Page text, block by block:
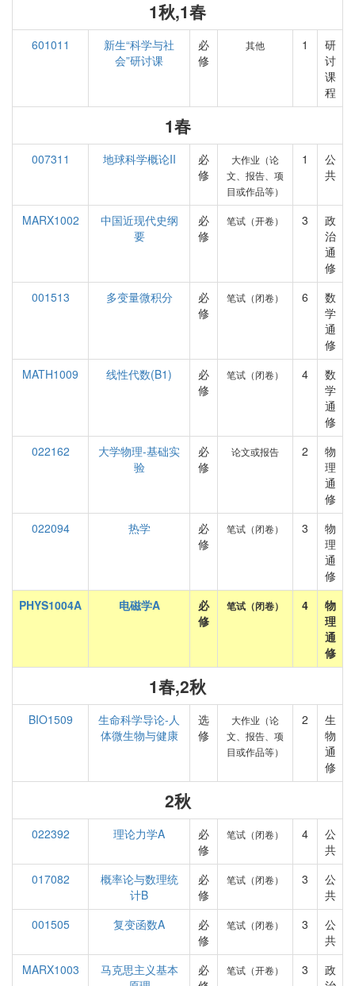
1秋,1春
601011
新生“科学与社
会”研讨课
必
修
其他 1
研
讨
课
程
1春
007311 地球科学概论II
必
修
大作业（论
文、报告、项
目或作品等）
1
公
共
MARX1002
中国近现代史纲
要
必
修
笔试（开卷） 3
政
治
通
修
001513
多变量微积分
必
修
笔试（闭卷） 6
数
学
通
修
MATH1009
线性代数(B1)
必
修
笔试（闭卷） 4
数
学
通
修
022162
大学物理-基础实
验
必
修
论文或报告 2
物
理
通
修
022094
热学
必
修
笔试（闭卷） 3
物
理
通
修
PHYS1004A
电磁学A
必
修
笔试（闭卷） 4
物
理
通
修
1春,2秋
BIO1509
生命科学导论-人
体微生物与健康
选
修
大作业（论
文、报告、项
目或作品等）
2
生
物
通
修
2秋
022392 理论力学A
必
修
笔试（闭卷） 4
公
共
017082
概率论与数理统
计B
必
修
笔试（闭卷） 3
公
共
001505
复变函数A
必
修
笔试（闭卷） 3
公
共
MARX1003
马克思主义基本
必
笔试（开卷） 3
政